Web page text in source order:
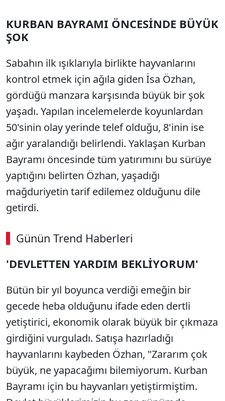
KURBAN BAYRAMI ÖNCESİNDE BÜYÜK
ŞOK
Sabahın ilk ışıklarıyla birlikte hayvanlarını
kontrol etmek için ağıla giden İsa Özhan,
gördüğü manzara karşısında büyük bir şok
yaşadı. Yapılan incelemelerde koyunlardan
50'sinin olay yerinde telef olduğu, 8'inin ise
ağır yaralandığı belirlendi. Yaklaşan Kurban
Bayramı öncesinde tüm yatırımını bu sürüye
yaptığını belirten Özhan, yaşadığı
mağduriyetin tarif edilemez olduğunu dile
getirdi.
Günün Trend Haberleri
'DEVLETTEN YARDIM BEKLİYORUM'
Bütün bir yıl boyunca verdiği emeğin bir
gecede heba olduğunu ifade eden dertli
yetiştirici, ekonomik olarak büyük bir çıkmaza
girdiğini vurguladı. Satışa hazırladığı
hayvanlarını kaybeden Özhan, "Zararım çok
büyük, ne yapacağımı bilemiyorum. Kurban
Bayramı için bu hayvanları yetiştirmiştim.